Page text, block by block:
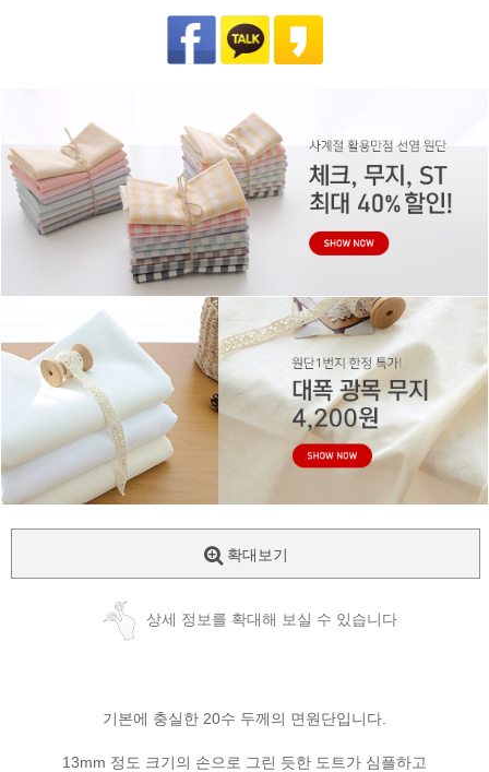
확대보기
상세 정보를 확대해 보실 수 있습니다
기본에 충실한 20수 두께의 면원단입니다.
13mm 정도 크기의 손으로 그린 듯한 도트가 심플하고